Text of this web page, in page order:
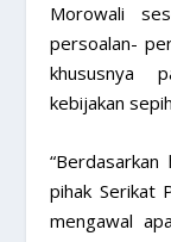
Morowali
persoalan-
khususnya
kebijakan
pihak Serikat
mengawal